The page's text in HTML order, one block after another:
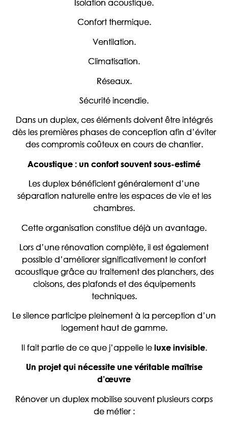
Isolation acoustique.
Confort thermique.
Ventilation.
Climatisation.
Réseaux.
Sécurité incendie.
Dans un duplex, ces éléments doivent être intégrés
dès les premières phases de conception afin d’éviter
des compromis coûteux en cours de chantier.
Acoustique : un confort souvent sous-estimé
Les duplex bénéficient généralement d’une
séparation naturelle entre les espaces de vie et les
chambres.
Cette organisation constitue déjà un avantage.
Lors d’une rénovation complète, il est également
possible d’améliorer significativement le confort
acoustique grâce au traitement des planchers, des
cloisons, des plafonds et des équipements
techniques.
Le silence participe pleinement à la perception d’un
logement haut de gamme.
Il fait partie de ce que j’appelle le luxe invisible.
Un projet qui nécessite une véritable maîtrise
d’œuvre
Rénover un duplex mobilise souvent plusieurs corps
de métier :